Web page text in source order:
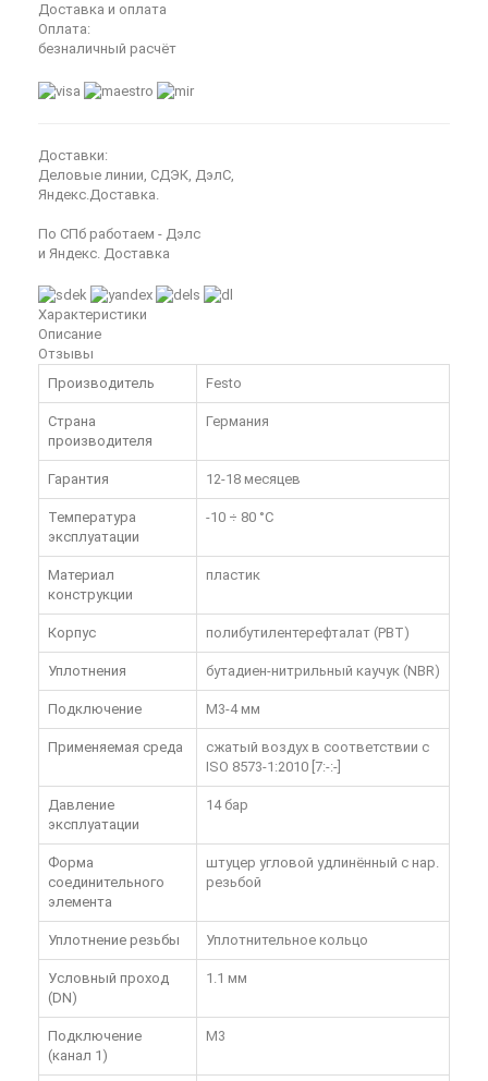
Доставка и оплата
Оплата:
безналичный расчёт
Доставки:
Деловые линии, СДЭК, ДэлС,
Яндекс.Доставка.
По СПб работаем - Дэлс
и Яндекс. Доставка
Характеристики
Описание
Отзывы
Производитель
Festo
Страна
производителя
Германия
Гарантия 12-18 месяцев
Температура
эксплуатации
-10 ÷ 80 °C
Материал
конструкции
пластик
Корпус полибутилентерефталат (PBT)
Уплотнения бутадиен-нитрильный каучук (NBR)
Подключение M3-4 мм
Применяемая среда
сжатый воздух в соответствии с
ISO 8573-1:2010 [7:-:-]
Давление
эксплуатации
14 бар
Форма
соединительного
элемента
штуцер угловой удлинённый с нар.
резьбой
Уплотнение резьбы Уплотнительное кольцо
Условный проход
(DN)
1.1 мм
Подключение
(канал 1)
M3